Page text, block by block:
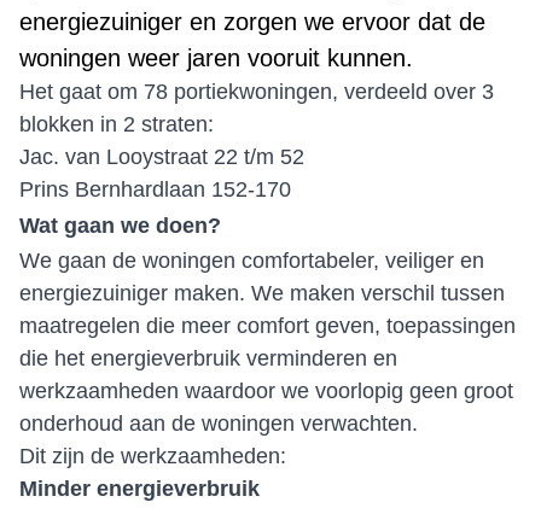
energiezuiniger en zorgen we ervoor dat de
woningen weer jaren vooruit kunnen.
Het gaat om 78 portiekwoningen, verdeeld over 3
blokken in 2 straten:
Jac. van Looystraat 22 t/m 52
Prins Bernhardlaan 152-170
Wat gaan we doen?
We gaan de woningen comfortabeler, veiliger en
energiezuiniger maken. We maken verschil tussen
maatregelen die meer comfort geven, toepassingen
die het energieverbruik verminderen en
werkzaamheden waardoor we voorlopig geen groot
onderhoud aan de woningen verwachten.
Dit zijn de werkzaamheden:
Minder energieverbruik